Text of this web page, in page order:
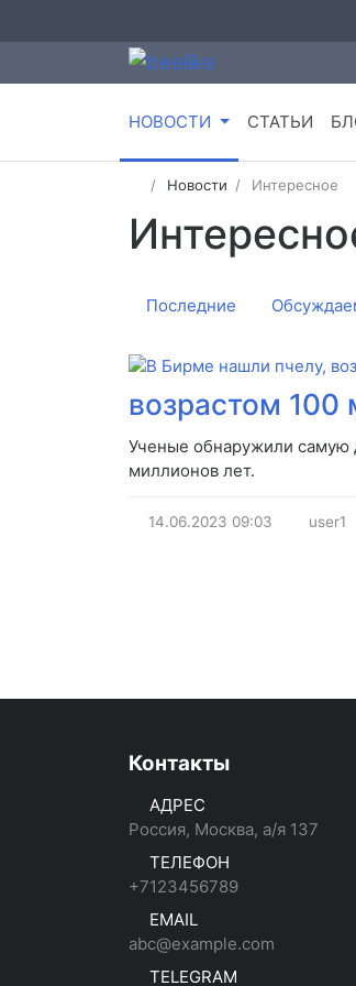
НОВОСТИ СТАТЬИ
Новости Интересное
Последние
возрастом 100
Ученые обнаружили самую
миллионов лет.
14.06.2023 09:03 user1
Контакты
АДРЕС
Россия, Москва, а/я 137
ТЕЛЕФОН
+7123456789
EMAIL
abc@example.com
TELEGRAM